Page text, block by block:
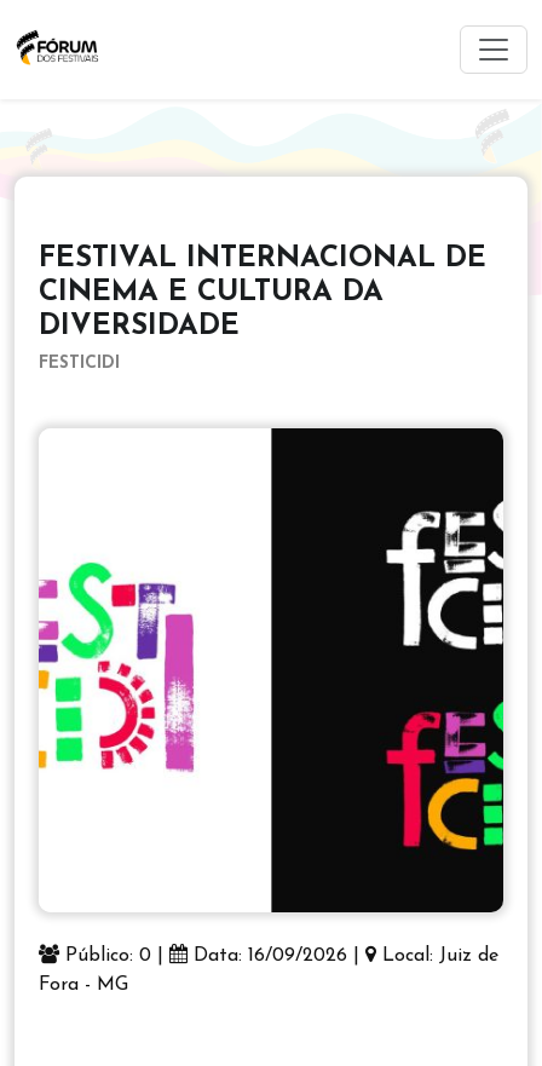
FESTIVAL INTERNACIONAL DE
CINEMA E CULTURA DA
DIVERSIDADE
FESTICIDI
Público: 0 | Data: 16/09/2026 |
Local: Juiz de
Fora - MG